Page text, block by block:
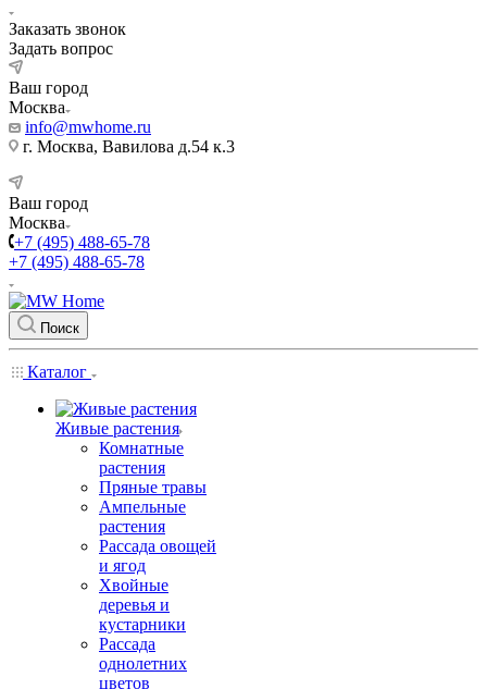
Заказать звонок
Задать вопрос
Ваш город
Москва
info@mwhome.ru
г. Москва, Вавилова д.54 к.3
Ваш город
Москва
+7 (495) 488-65-78
+7 (495) 488-65-78
Поиск
Каталог
Живые растения
Комнатные
растения
Пряные травы
Ампельные
растения
Рассада овощей
и ягод
Хвойные
деревья и
кустарники
Рассада
однолетних
цветов